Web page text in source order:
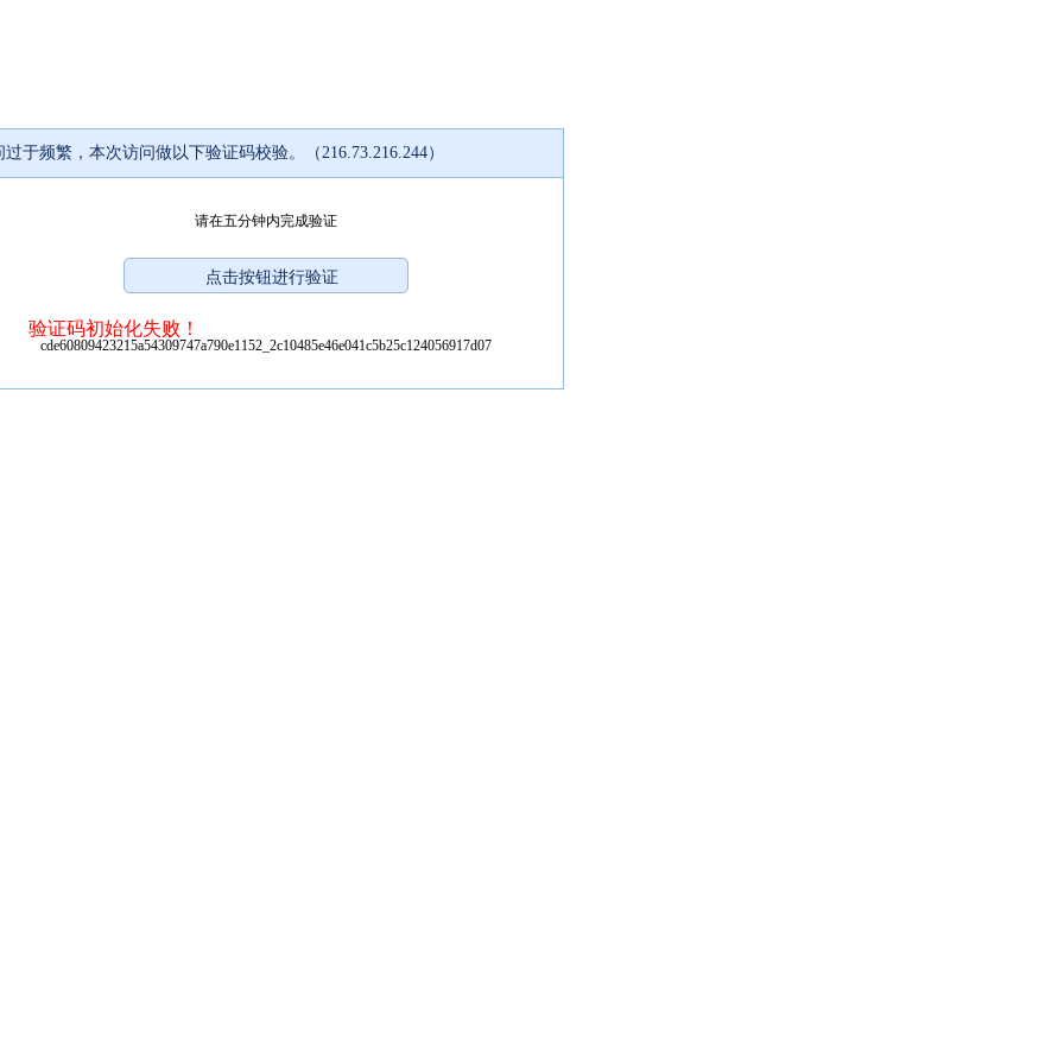
过于频繁，本次访问做以下验证码校验。（216.73.216.244）
请在五分钟内完成验证
验证码初始化失败！
cde60809423215a54309747a790e1152_2c10485e46e041c5b25c124056917d07